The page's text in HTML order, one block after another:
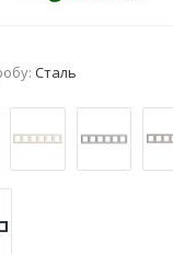
Сталь